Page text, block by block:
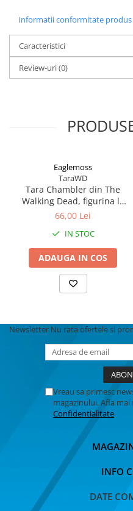
Machete Auto Romanesti 1:43
Machete Auto Romanesti 1:18
Machete Auto Romanesti 1:24
MACHETE AUTO SCARA 1:24
MACHETE AUTO SCARA 1:18
Miniaturi Detaliate pentru
MACHETE AUTO SCARA 1:64
MACHETE AUTO SCARA 1:72
MACHETE AUTO SCARA 1:87
MACHETE CAMIOANE / CAP
TRACTOR
MACHETE ELICOPTERE SI
MACHETE MOTOCICLETE SI
Miniaturi Navale de Colectie
MACHETE RALIU – Miniaturi
de Raliu la Diverse Scari
MACHETE VEHICULE
MINI DIORAME
Seturi HOTWHEELS
VITRINE, FIGURINE, ACCESORII
ACCESORII CARNAVAL
ACCESORII SI BIJUTERII
Informatii conformitate produs
Caracteristici
Review-uri(0)
Eaglemoss
TaraWD
Tara Chambler din The
Walking Dead, figurina la
scara 1/21, Eaglemoss
66,00 Lei
IN STOC
ADAUGA IN COS
Newsletter Nu rata ofertele si
Vreau sa primesc
magazinului. Afla mai
Confidentialitate
INFO
DATE